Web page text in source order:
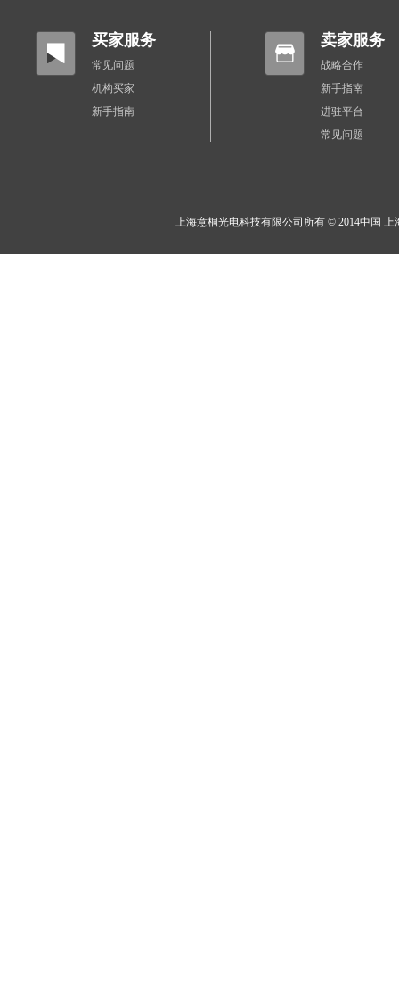
买家服务
常见问题
机构买家
新手指南
卖家服务
战略合作
新手指南
进驻平台
常见问题
上海意桐光电科技有限公司所有 © 2014中国